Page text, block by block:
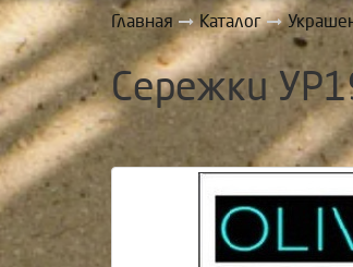
Главная Каталог
Сережки